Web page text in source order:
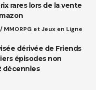
rares lors de la vente
MMORPG et Jeux en Ligne
dérivée de Friends
épisodes non
décennies